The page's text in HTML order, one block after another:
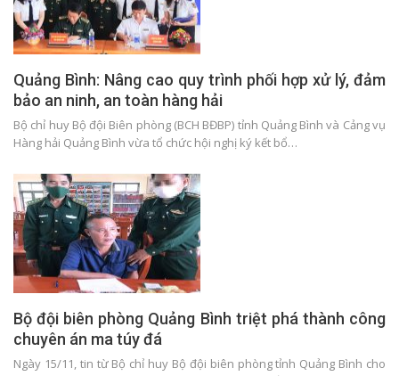
Quảng Bình: Nâng cao quy trình phối hợp xử lý, đảm
bảo an ninh, an toàn hàng hải
Bộ chỉ huy Bộ đội Biên phòng (BCH BĐBP) tỉnh Quảng Bình và Cảng vụ
Hàng hải Quảng Bình vừa tổ chức hội nghị ký kết bổ…
Bộ đội biên phòng Quảng Bình triệt phá thành công
chuyên án ma túy đá
Ngày 15/11, tin từ Bộ chỉ huy Bộ đội biên phòng tỉnh Quảng Bình cho